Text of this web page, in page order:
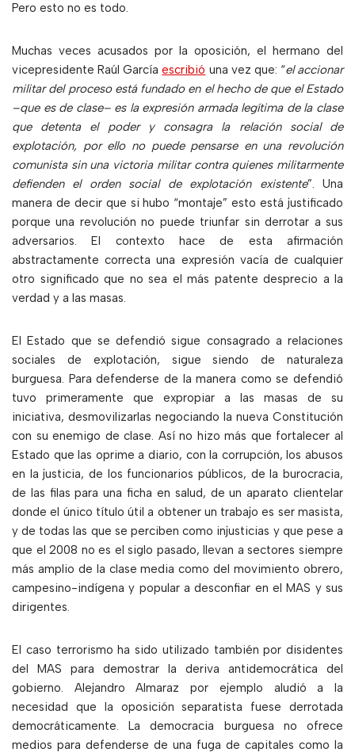
Pero esto no es todo.
Muchas veces acusados por la oposición, el hermano del
vicepresidente Raúl Garcíaescribió una vez que: “el accionar
militar del proceso está fundado en el hecho de que el Estado
–que es de clase– es la expresión armada legítima de la clase
que detenta el poder y consagra la relación social de
explotación, por ello no puede pensarse en una revolución
comunista sin una victoria militar contra quienes militarmente
defienden el orden social de explotación existente”. Una
manera de decir que si hubo “montaje” esto está justificado
porque una revolución no puede triunfar sin derrotar a sus
adversarios. El contexto hace de esta afirmación
abstractamente correcta una expresión vacía de cualquier
otro significado que no sea el más patente desprecio a la
verdad y a las masas.
El Estado que se defendió sigue consagrado a relaciones
sociales de explotación, sigue siendo de naturaleza
burguesa. Para defenderse de la manera como se defendió
tuvo primeramente que expropiar a las masas de su
iniciativa, desmovilizarlas negociando la nueva Constitución
con su enemigo de clase. Así no hizo más que fortalecer al
Estado que las oprime a diario, con la corrupción, los abusos
en la justicia, de los funcionarios públicos, de la burocracia,
de las filas para una ficha en salud, de un aparato clientelar
donde el único título útil a obtener un trabajo es ser masista,
y de todas las que se perciben como injusticias y que pese a
que el 2008 no es el siglo pasado, llevan a sectores siempre
más amplio de la clase media como del movimiento obrero,
campesino-indígena y popular a desconfiar en el MAS y sus
dirigentes.
El caso terrorismo ha sido utilizado también por disidentes
del MAS para demostrar la deriva antidemocrática del
gobierno. Alejandro Almaraz por ejemplo aludió a la
necesidad que la oposición separatista fuese derrotada
democráticamente. La democracia burguesa no ofrece
medios para defenderse de una fuga de capitales como la